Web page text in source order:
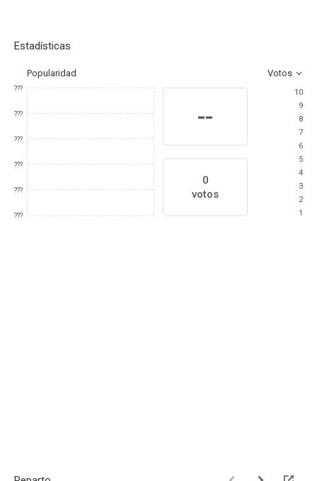
Estadísticas
Popularidad Votos
???
???
???
???
???
???
--
0
votos
10
9
8
7
6
5
4
3
2
1